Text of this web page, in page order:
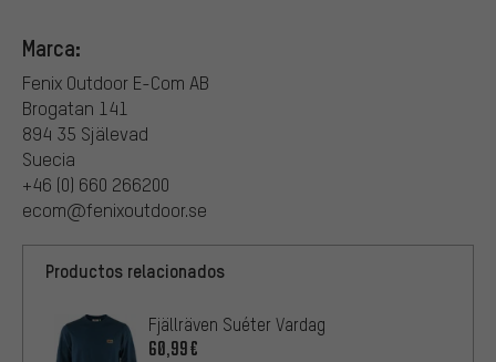
Marca:
Fenix Outdoor E-Com AB
Brogatan 141
894 35 Själevad
Suecia
+46 (0) 660 266200
ecom@fenixoutdoor.se
Productos relacionados
Fjällräven Suéter Vardag
60,99€